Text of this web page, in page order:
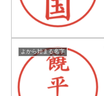
よから始まる名字